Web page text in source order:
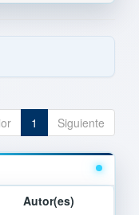
1 Siguiente
Autor(es)